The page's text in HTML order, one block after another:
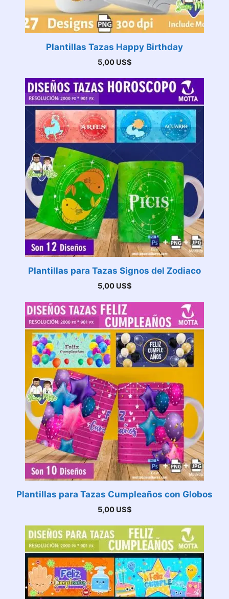
Plantillas Tazas Happy Birthday
5,00 US$
Plantillas para Tazas Signos del Zodiaco
5,00 US$
Plantillas para Tazas Cumpleaños con Globos
5,00 US$